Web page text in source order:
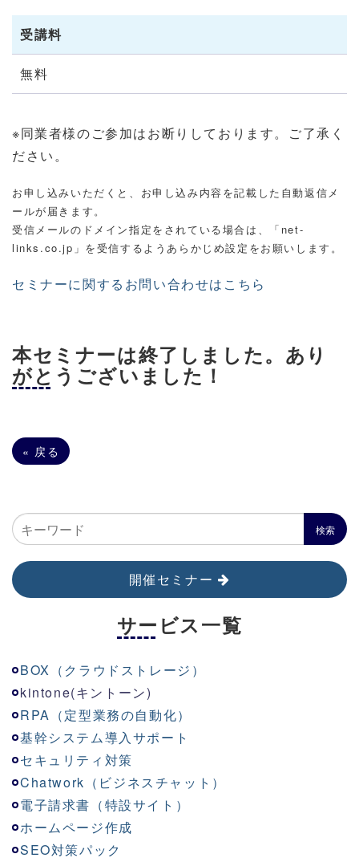
受講料
無料
※同業者様のご参加はお断りしております。ご了承く
ださい。
お申し込みいただくと、お申し込み内容を記載した自動返信メ
ールが届きます。
受信メールのドメイン指定をされている場合は、「net-
links.co.jp」を受信するようあらかじめ設定をお願いします。
セミナーに関するお問い合わせはこちら
本セミナーは終了しました。あり
がとうございました！
« 戻る
開催セミナー
サービス一覧
BOX（クラウドストレージ）
kintone(キントーン)
RPA（定型業務の自動化）
基幹システム導入サポート
セキュリティ対策
Chatwork（ビジネスチャット）
電子請求書（特設サイト）
ホームページ作成
SEO対策パック